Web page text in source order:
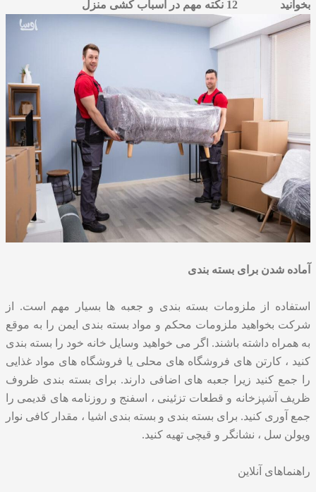
بخوانید 12 نکته مهم در اسباب کشی منزل
آماده شدن برای بسته بندی
استفاده از ملزومات بسته بندی و جعبه ها بسیار مهم است. از
شرکت بخواهید ملزومات محکم و مواد بسته بندی ایمن را به موقع
به همراه داشته باشند. اگر می خواهید وسایل خانه خود را بسته بندی
کنید ، کارتن های فروشگاه های محلی یا فروشگاه های مواد غذایی
را جمع کنید زیرا جعبه های اضافی دارند. برای بسته بندی ظروف
ظریف آشپزخانه و قطعات تزئینی ، اسفنج و روزنامه های قدیمی را
جمع آوری کنید. برای بسته بندی و بسته بندی اشیا ، مقدار کافی نوار
ویولن سل ، نشانگر و قیچی تهیه کنید.
راهنماهای آنلاین